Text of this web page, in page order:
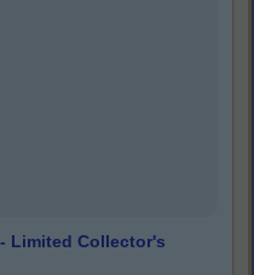
Limited Collector's